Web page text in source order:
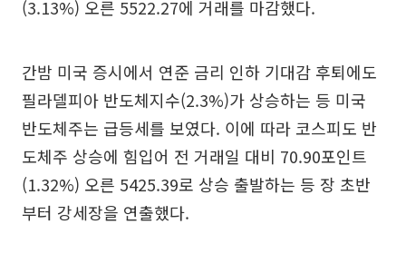
(3.13%) 오른 5522.27에 거래를 마감했다.
간밤 미국 증시에서 연준 금리 인하 기대감 후퇴에도
필라델피아 반도체지수(2.3%)가 상승하는 등 미국
반도체주는 급등세를 보였다. 이에 따라 코스피도 반
도체주 상승에 힘입어 전 거래일 대비 70.90포인트
(1.32%) 오른 5425.39로 상승 출발하는 등 장 초반
부터 강세장을 연출했다.